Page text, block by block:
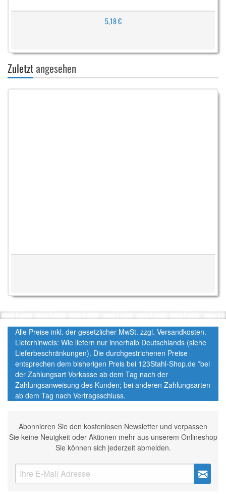
5,18 €
Zuletztangesehen
Alle Preise inkl. der gesetzlicher MwSt. zzgl. Versandkosten.
Lieferhinweis: Wie liefern nur innerhalb Deutschlands (siehe
Lieferbeschränkungen). Die durchgestrichenen Preise
entsprechen dem bisherigen Preis bei 123Stahl-Shop.de *bei
der Zahlungsart Vorkasse ab dem Tag nach der
Zahlungsanweisung des Kunden; bei anderen Zahlungsarten
ab dem Tag nach Vertragsschluss.
Abonnieren Sie den kostenlosen Newsletter und verpassen
Sie keine Neuigkeit oder Aktionen mehr aus unserem Onlineshop
Sie können sich jederzeit abmelden.